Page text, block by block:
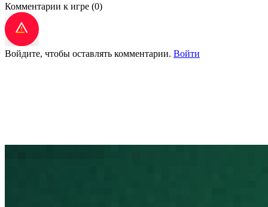
Комментарии к игре (0)
Войдите, чтобы оставлять комментарии. Войти